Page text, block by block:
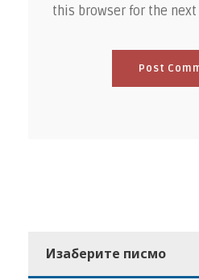
this browser for the
Изаберите писмо